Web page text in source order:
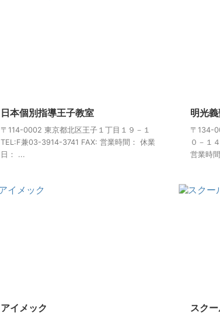
日本個別指導王子教室
〒114-0002 東京都北区王子１丁目１９－１
TEL:F兼03-3914-3741 FAX: 営業時間： 休業
日： ...
明光
〒134-
０－１
営業時
アイメック スク